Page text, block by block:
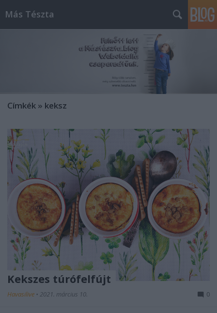
Más Tészta
Címkék » keksz
Kekszes túrófelfújt
Havasilive • 2021. március 10. 0